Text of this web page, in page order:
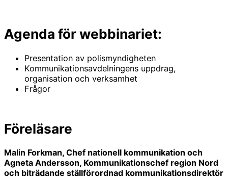
Agenda för webbinariet:
Presentation av polismyndigheten
Kommunikationsavdelningens uppdrag,
organisation och verksamhet
Frågor
Föreläsare
Malin Forkman, Chef nationell kommunikation och
Agneta Andersson, Kommunikationschef region Nord
och biträdande ställförordnad kommunikationsdirektör